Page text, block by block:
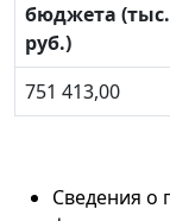
бюджета (тыс.
руб.)
751 413,00
Сведения о